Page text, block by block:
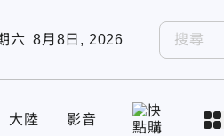
六 8月8日, 2026
大陸 影音